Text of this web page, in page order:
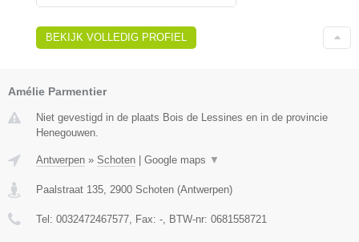
BEKIJK VOLLEDIG PROFIEL
Amélie Parmentier
Niet gevestigd in de plaats Bois de Lessines en in de provincie
Henegouwen.
Antwerpen » Schoten Google maps ▼
Paalstraat 135, 2900 Schoten (Antwerpen)
Tel: 0032472467577, Fax: -, BTW-nr: 0681558721